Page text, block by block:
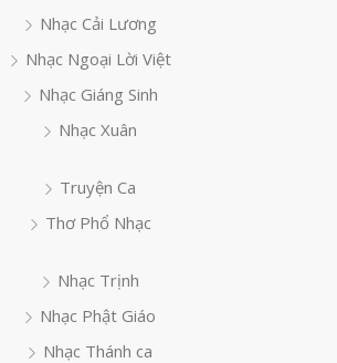
Nhạc Cải Lương
Nhạc Ngoại Lời Việt
Nhạc Giáng Sinh
Nhạc Xuân
Truyện Ca
Thơ Phổ Nhạc
Nhạc Trịnh
Nhạc Phật Giáo
Nhạc Thánh ca